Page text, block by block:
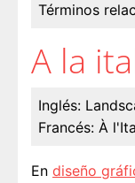
Términos
A la
Inglés:
Francés: À
En diseño